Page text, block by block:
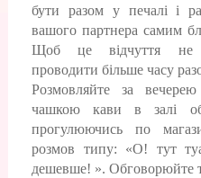
бути разом у печалі і
вашого партнера самим
Щоб це відчуття не
проводити більше часу
Розмовляйте за
чашкою кави в залі
прогулюючись по
розмов типу: «О! тут
дешевше! ». Обговорюйте